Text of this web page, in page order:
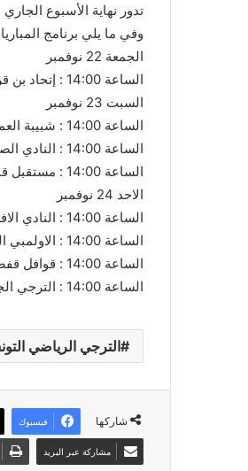
تدور نهاية الأسبوع
وفي ما يلي برنامج
الجمعة 22 نوفمبر
الساعة 14:00 : إتحاد بن قردان ـ الترجي الرياضي
السبت 23 نوفمبر
الساعة 14:00 : شبيبة العمران ـ نجم المتلوي
الساعة 14:00 : النادي الصفاقسي ـ إتحاد تطاوين
الساعة 14:00 : مستقبل قابس ـ النادي البنزرتي
الاحد 24 نوفمبر
الساعة 14:00 : النادي الافريقي ـ مستقبل سليمان
الساعة 14:00 : الاولمبي الباجي ـ الاتحاد المنستيري
الساعة 14:00 : قوافل قفصةـ الملعب التونسي
الساعة 14:00 : الترجي الجرجيسي ـ النجم الساحلي
الترجي الرياضي
شاركها فيسبوك
مشاركة عبر البريد